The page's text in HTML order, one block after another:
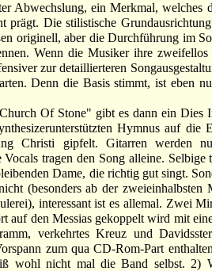
Abwechslung, ein Merkmal, welches
prägt. Die stilistische
originell, aber die Durchführung im
Wenn die Musiker ihre zweifellos
zur detaillierteren
Denn die Basis stimmt, ist eben
Of Stone" gibt es dann ein Dies
Hymnus auf die
Christi gipfelt. Gitarren werden
Vocals tragen den Song alleine. Selbige
Dame, die richtig gut singt.
(besonders ab der zweieinhalbsten
interessant ist es allemal. Zwei
auf den Messias gekoppelt wird mit
verkehrtes Kreuz und
zum qua CD-Rom-Part
wohl nicht mal die Band selbst. 2)